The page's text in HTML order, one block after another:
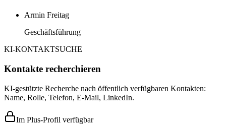
Armin Freitag
Geschäftsführung
KI-KONTAKTSUCHE
Kontakte recherchieren
KI-gestützte Recherche nach öffentlich verfügbaren Kontakten:
Name, Rolle, Telefon, E-Mail, LinkedIn.
Im Plus-Profil verfügbar